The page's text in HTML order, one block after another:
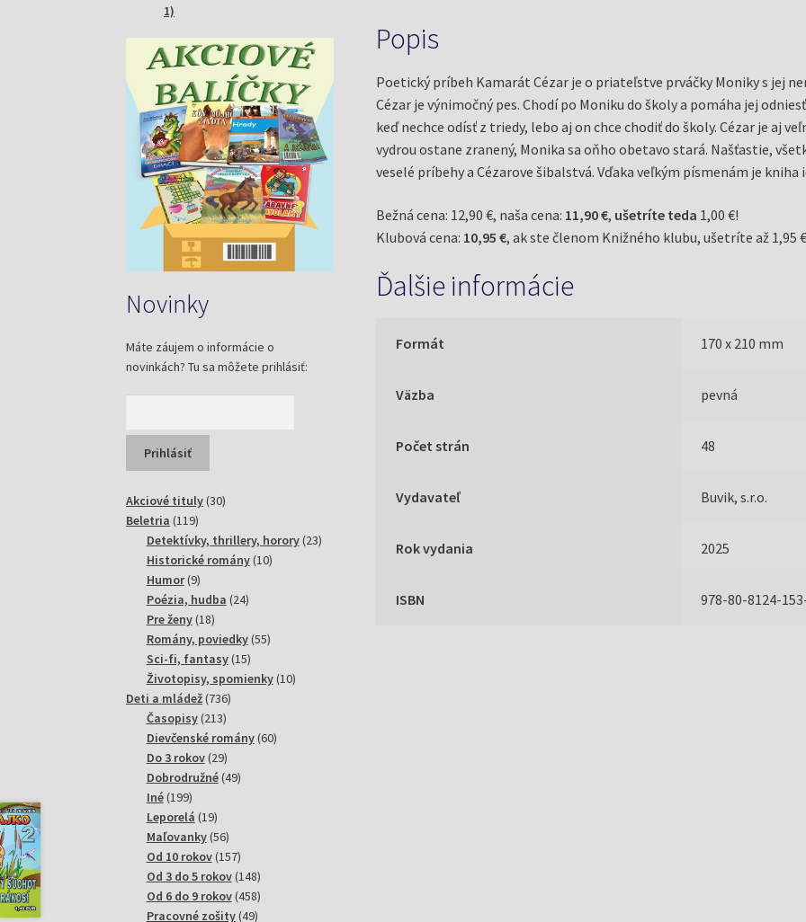
Popis
Poetický príbeh Kamarát Cézar je o priateľstve prváčky Moniky s jej
Cézar je výnimočný pes. Chodí po Moniku do školy a pomáha jej
keď nechce odísť z triedy, lebo aj on chce chodiť do školy. Cézar je aj
vydrou ostane zranený, Monika sa oňho obetavo stará. Našťastie,
veselé príbehy a Cézarove šibalstvá. Vďaka veľkým písmenám je
Bežná cena: 12,90 €, naša cena: 11,90 €, ušetríte teda 1,00 €!
Klubová cena: 10,95 €, ak ste členom Knižného klubu, ušetríte až 1,95
Ďalšie informácie
Formát 170 x 210 mm
Väzba pevná
Počet strán 48
Vydavateľ Buvik, s.r.o.
Rok vydania 2025
ISBN 978-80-8124-
1)
Novinky
Máte záujem o informácie o
novinkách? Tu sa môžete prihlásiť:
Akciové tituly 3030
Beletria 119119
produktov
Detektívky, thrillery, horory 2323
Historické romány 1010
Humor 99
produktov
Poézia, hudba 2424
Pre ženy 1818
produktov
Romány, poviedky 5555
Sci-fi, fantasy 1515
produktov
Životopisy, spomienky 1010
Deti a mládež 736736
Časopisy 213213
produktov
Dievčenské romány 6060
Do 3 rokov 2929
produktov
Dobrodružné 4949
Iné 199199
produktov
Leporelá 1919
produktov
Maľovanky 5656
produktov
Od 10 rokov 157157
produktov
Od 3 do 5 rokov 148148
produktov
Od 6 do 9 rokov 458458
produktov
Pracovné zošity 4949